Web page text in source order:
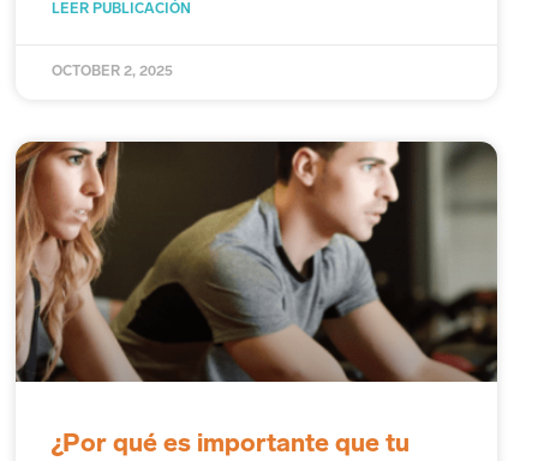
LEER PUBLICACIÓN
OCTOBER 2, 2025
¿Por qué es importante que tu